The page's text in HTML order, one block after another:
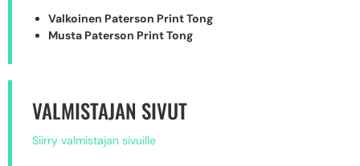
Valkoinen Paterson Print Tong
Musta Paterson Print Tong
VALMISTAJAN SIVUT
Siirry valmistajan sivuille